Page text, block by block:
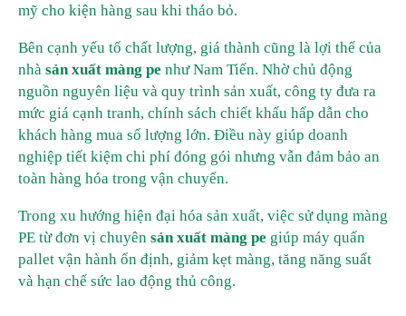
mỹ cho kiện hàng sau khi tháo bỏ.
Bên cạnh yếu tố chất lượng, giá thành cũng là lợi thế của
nhà sản xuất màng pe như Nam Tiến. Nhờ chủ động
nguồn nguyên liệu và quy trình sản xuất, công ty đưa ra
mức giá cạnh tranh, chính sách chiết khấu hấp dẫn cho
khách hàng mua số lượng lớn. Điều này giúp doanh
nghiệp tiết kiệm chi phí đóng gói nhưng vẫn đảm bảo an
toàn hàng hóa trong vận chuyển.
Trong xu hướng hiện đại hóa sản xuất, việc sử dụng màng
PE từ đơn vị chuyên sản xuất màng pe giúp máy quấn
pallet vận hành ổn định, giảm kẹt màng, tăng năng suất
và hạn chế sức lao động thủ công.